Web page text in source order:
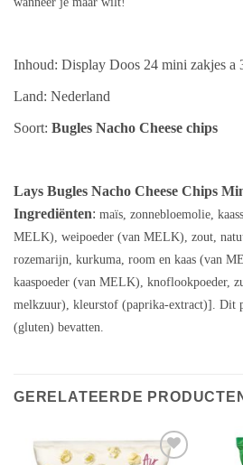
Inhoud: Display Doos 24 mini zakjes a
Land: Nederland
Soort: Bugles Nacho Cheese chips
Lays Bugles Nacho Cheese Chips
Ingrediënten: maïs, zonnebloemolie,
MELK), weipoeder (van MELK), zout,
rozemarijn, kurkuma, room en kaas (van
kaaspoeder (van MELK), knoflookpoeder,
melkzuur), kleurstof (paprika-extract)]. Dit
(gluten) bevatten.
GERELATEERDE